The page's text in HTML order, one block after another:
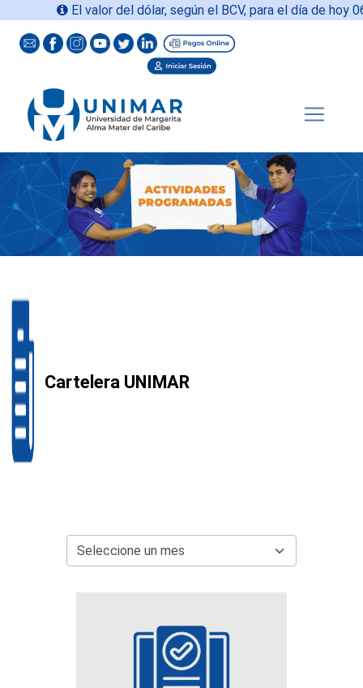
El valor del dólar, según el BCV, para el día de hoy 06-
Cartelera UNIMAR